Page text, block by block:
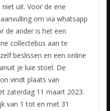
uit. Voor de ene
om via whatsapp
de ander is het een
collectebus aan te
beslissen en een online
je luie stoel. De
vindt plaats van
zaterdag 11 maart 2023.
van 1 tot en met 31